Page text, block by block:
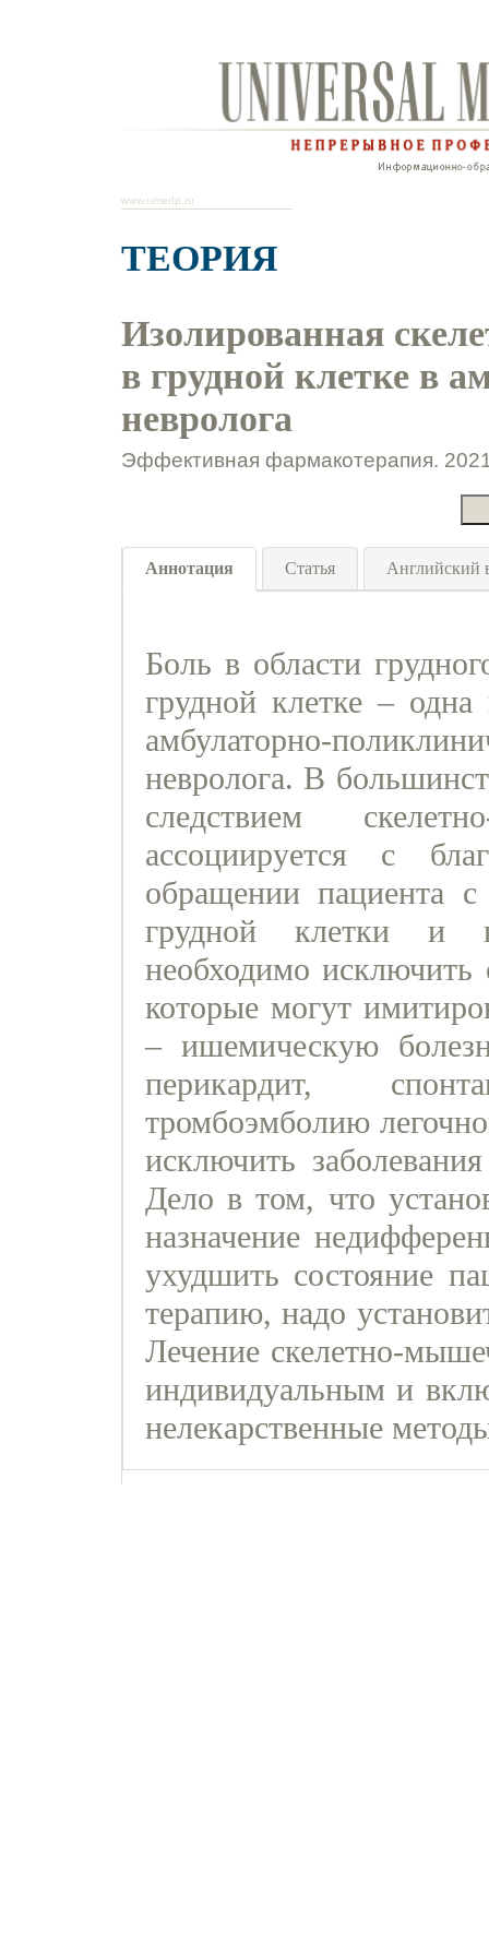
www.umedp.ru
ТЕОРИЯ
Изолированная
в грудной клетке в
невролога
Эффективная фармакотерапия.
Аннотация Статья Английский
Боль в области
грудной клетке –
амбулаторно-
невролога. В
следствием
ассоциируется с
обращении пациента
грудной клетки и
необходимо
которые могут
– ишемическую
перикардит,
тромбоэмболию
исключить
Дело в том, что
назначение
ухудшить состояние
терапию, надо
Лечение скелетно-
индивидуальным и
нелекарственные